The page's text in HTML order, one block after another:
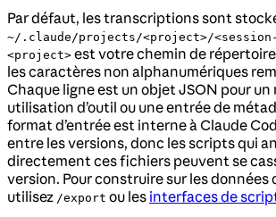
Par défaut, les transcriptions sont
~/.claude/projects/<project>/
<project> est votre chemin de
les caractères non alphanumériques
Chaque ligne est un objet JSON pour un
utilisation d’outil ou une entrée de
format d’entrée est interne à Claude
entre les versions, donc les scripts qui
directement ces fichiers peuvent se
version. Pour construire sur les données
utilisez /export ou les interfaces de